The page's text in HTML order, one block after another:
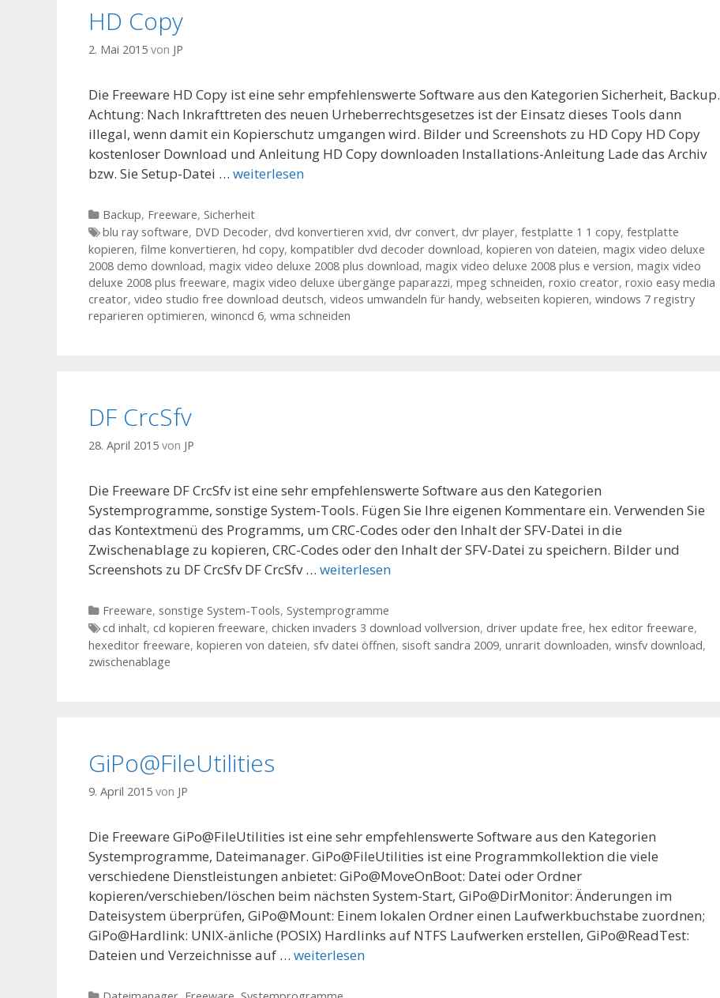
HD Copy
2. Mai 2015 von JP
Die Freeware HD Copy ist eine sehr empfehlenswerte Software aus den Kategorien Sicherheit, Backup.
Achtung: Nach Inkrafttreten des neuen Urheberrechtsgesetzes ist der Einsatz dieses Tools dann
illegal, wenn damit ein Kopierschutz umgangen wird. Bilder und Screenshots zu HD Copy HD Copy
kostenloser Download und Anleitung HD Copy downloaden Installations-Anleitung Lade das Archiv
bzw. Sie Setup-Datei … weiterlesen
Kategorien
Backup, Freeware, Sicherheit
Tags
blu ray software, DVD Decoder, dvd konvertieren xvid, dvr convert, dvr player, festplatte 1 1 copy, festplatte
kopieren, filme konvertieren, hd copy, kompatibler dvd decoder download, kopieren von dateien, magix video deluxe
2008 demo download, magix video deluxe 2008 plus download, magix video deluxe 2008 plus e version, magix video
deluxe 2008 plus freeware, magix video deluxe übergänge paparazzi, mpeg schneiden, roxio creator, roxio easy media
creator, video studio free download deutsch, videos umwandeln für handy, webseiten kopieren, windows 7 registry
reparieren optimieren, winoncd 6, wma schneiden
DF CrcSfv
28. April 2015 von JP
Die Freeware DF CrcSfv ist eine sehr empfehlenswerte Software aus den Kategorien
Systemprogramme, sonstige System-Tools. Fügen Sie Ihre eigenen Kommentare ein. Verwenden Sie
das Kontextmenü des Programms, um CRC-Codes oder den Inhalt der SFV-Datei in die
Zwischenablage zu kopieren, CRC-Codes oder den Inhalt der SFV-Datei zu speichern. Bilder und
Screenshots zu DF CrcSfv DF CrcSfv … weiterlesen
Kategorien
Freeware, sonstige System-Tools, Systemprogramme
Tags
cd inhalt, cd kopieren freeware, chicken invaders 3 download vollversion, driver update free, hex editor freeware,
hexeditor freeware, kopieren von dateien, sfv datei öffnen, sisoft sandra 2009, unrarit downloaden, winsfv download,
zwischenablage
GiPo@FileUtilities
9. April 2015 von JP
Die Freeware GiPo@FileUtilities ist eine sehr empfehlenswerte Software aus den Kategorien
Systemprogramme, Dateimanager. GiPo@FileUtilities ist eine Programmkollektion die viele
verschiedene Dienstleistungen anbietet: GiPo@MoveOnBoot: Datei oder Ordner
kopieren/verschieben/löschen beim nächsten System-Start, GiPo@DirMonitor: Änderungen im
Dateisystem überprüfen, GiPo@Mount: Einem lokalen Ordner einen Laufwerkbuchstabe zuordnen;
GiPo@Hardlink: UNIX-änliche (POSIX) Hardlinks auf NTFS Laufwerken erstellen, GiPo@ReadTest:
Dateien und Verzeichnisse auf … weiterlesen